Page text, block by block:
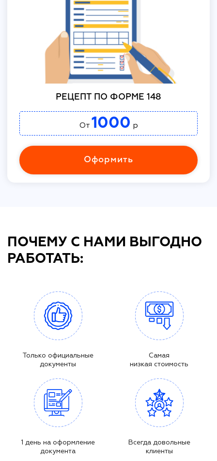
РЕЦЕПТ ПО ФОРМЕ 148
От 1000 р
Оформить
ПОЧЕМУ С НАМИ ВЫГОДНО
РАБОТАТЬ:
Только официальные
документы
Самая
низкая стоимость
1 день на оформление
документа
Всегда довольные
клиенты